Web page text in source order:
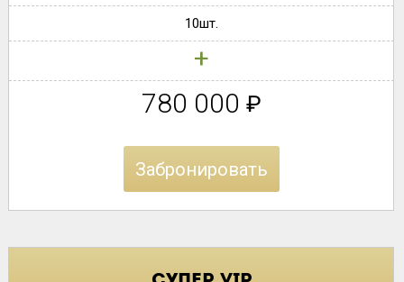
10шт.
+
780 000 ₽
Забронировать